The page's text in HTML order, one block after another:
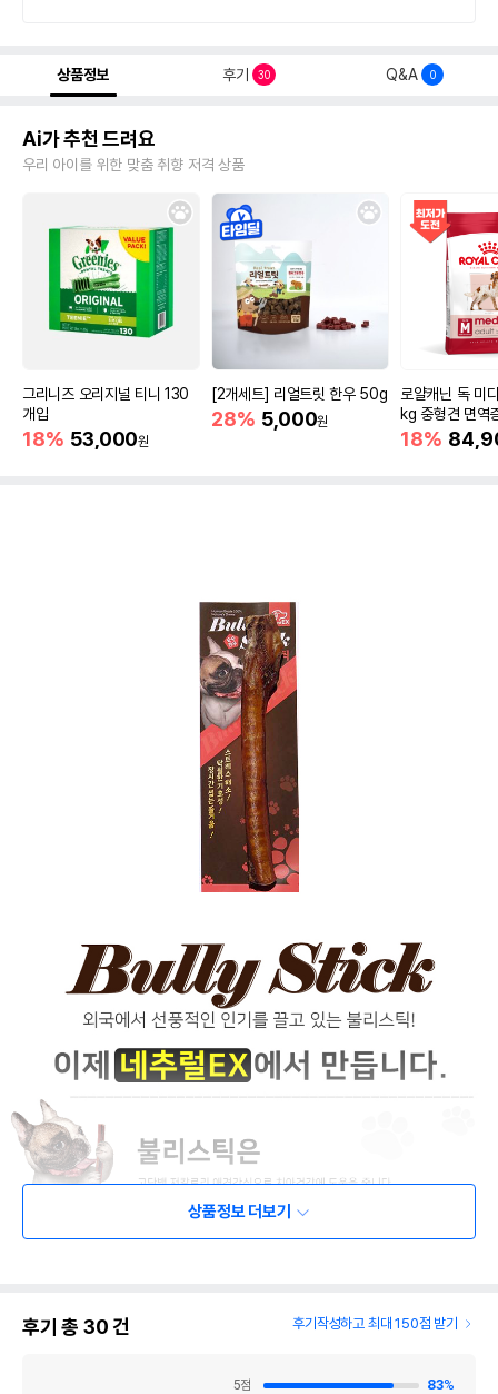
상품정보 후기 30 Q&A 0
Ai가 추천 드려요
우리 아이를 위한 맞춤 취향 저격 상품
그리니즈 오리지널 티니 130
개입
18% 53,000원
[2개세트] 리얼트릿 한우 50g
28% 5,000원
로얄캐닌 독 미
kg 중형견 면역
18%
상품정보 더보기
후기 총 30건 후기작성하고 최대 150점 받기
5점 83%